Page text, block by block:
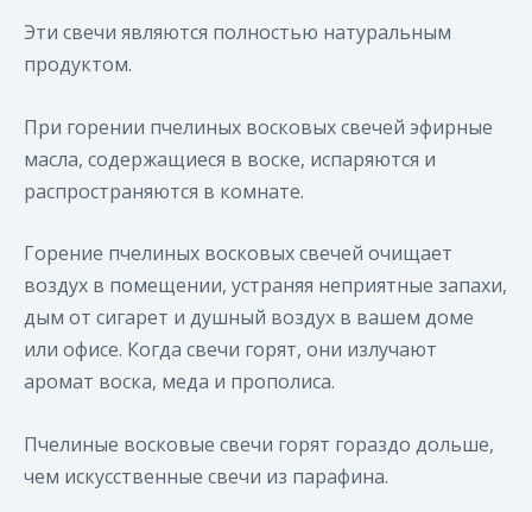
Эти свечи являются полностью натуральным
продуктом.
При горении пчелиных восковых свечей эфирные
масла, содержащиеся в воске, испаряются и
распространяются в комнате.
Горение пчелиных восковых свечей очищает
воздух в помещении, устраняя неприятные запахи,
дым от сигарет и душный воздух в вашем доме
или офисе. Когда свечи горят, они излучают
аромат воска, меда и прополиса.
Пчелиные восковые свечи горят гораздо дольше,
чем искусственные свечи из парафина.